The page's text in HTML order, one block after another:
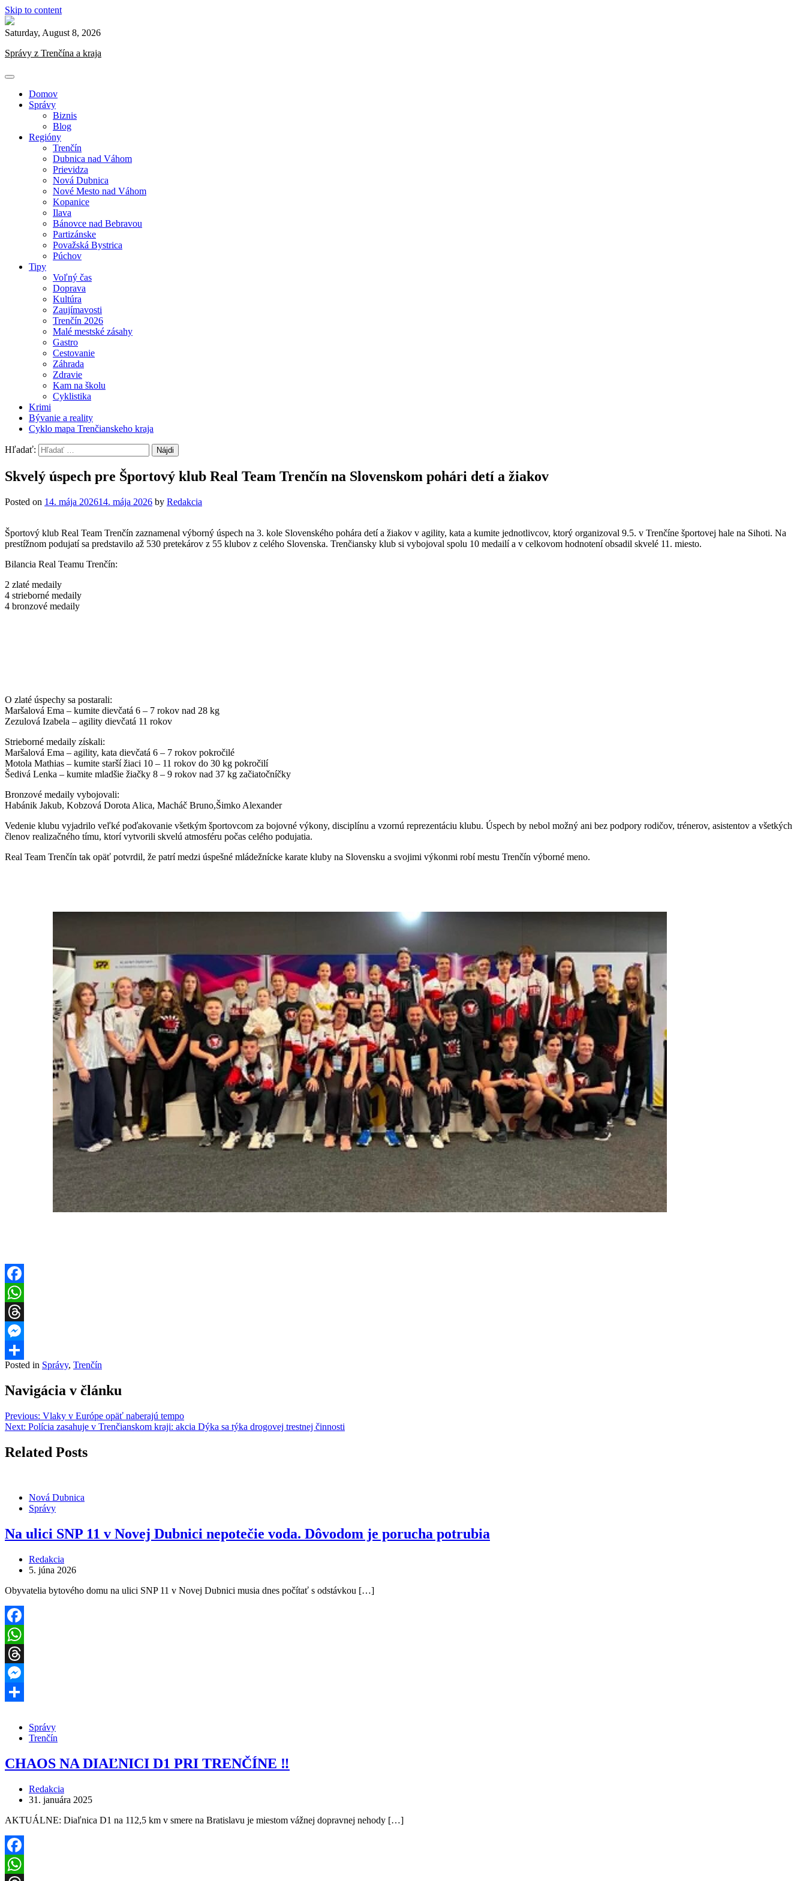
Skip to content
Saturday, August 8, 2026
Správy z Trenčína a kraja
Domov
Správy
Biznis
Blog
Regióny
Trenčín
Dubnica nad Váhom
Prievidza
Nová Dubnica
Nové Mesto nad Váhom
Kopanice
Ilava
Bánovce nad Bebravou
Partizánske
Považská Bystrica
Púchov
Tipy
Voľný čas
Doprava
Kultúra
Zaujímavosti
Trenčín 2026
Malé mestské zásahy
Gastro
Cestovanie
Záhrada
Zdravie
Kam na školu
Cyklistika
Krimi
Bývanie a reality
Cyklo mapa Trenčianskeho kraja
Hľadať:
Skvelý úspech pre Športový klub Real Team Trenčín na Slovenskom pohári detí a žiakov
Posted on 14. mája 202614. mája 2026 by Redakcia
Športový klub Real Team Trenčín zaznamenal výborný úspech na 3. kole Slovenského pohára detí a žiakov v agility, kata a kumite jednotlivcov, ktorý organizoval 9.5. v Trenčíne športovej hale na Sihoti. Na
prestížnom podujatí sa predstavilo až 530 pretekárov z 55 klubov z celého Slovenska. Trenčiansky klub si vybojoval spolu 10 medailí a v celkovom hodnotení obsadil skvelé 11. miesto.
Bilancia Real Teamu Trenčín:
2 zlaté medaily
4 strieborné medaily
4 bronzové medaily
O zlaté úspechy sa postarali:
Maršalová Ema – kumite dievčatá 6 – 7 rokov nad 28 kg
Zezulová Izabela – agility dievčatá 11 rokov
Strieborné medaily získali:
Maršalová Ema – agility, kata dievčatá 6 – 7 rokov pokročilé
Motola Mathias – kumite starší žiaci 10 – 11 rokov do 30 kg pokročilí
Šedivá Lenka – kumite mladšie žiačky 8 – 9 rokov nad 37 kg začiatočníčky
Bronzové medaily vybojovali:
Habánik Jakub, Kobzová Dorota Alica, Macháč Bruno,Šimko Alexander
Vedenie klubu vyjadrilo veľké poďakovanie všetkým športovcom za bojovné výkony, disciplínu a vzornú reprezentáciu klubu. Úspech by nebol možný ani bez podpory rodičov, trénerov, asistentov a všetkých
členov realizačného tímu, ktorí vytvorili skvelú atmosféru počas celého podujatia.
Real Team Trenčín tak opäť potvrdil, že patrí medzi úspešné mládežnícke karate kluby na Slovensku a svojimi výkonmi robí mestu Trenčín výborné meno.
Facebook
WhatsApp
Threads
Messenger
Share
Posted in Správy, Trenčín
Navigácia v článku
Previous: Vlaky v Európe opäť naberajú tempo
Next: Polícia zasahuje v Trenčianskom kraji: akcia Dýka sa týka drogovej trestnej činnosti
Related Posts
Nová Dubnica
Správy
Na ulici SNP 11 v Novej Dubnici nepotečie voda. Dôvodom je porucha potrubia
Redakcia
5. júna 2026
Obyvatelia bytového domu na ulici SNP 11 v Novej Dubnici musia dnes počítať s odstávkou […]
Facebook
WhatsApp
Threads
Messenger
Správy
Trenčín
CHAOS NA DIAĽNICI D1 PRI TRENČÍNE ‼️
Redakcia
31. januára 2025
AKTUÁLNE: Diaľnica D1 na 112,5 km v smere na Bratislavu je miestom vážnej dopravnej nehody […]
Facebook